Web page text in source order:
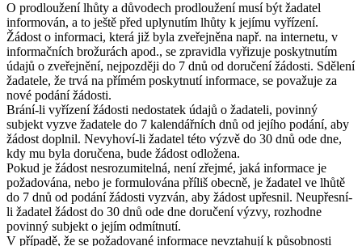
O prodloužení lhůty a důvodech prodloužení musí být žadatel
informován, a to ještě před uplynutím lhůty k jejímu vyřízení.
Žádost o informaci, která již byla zveřejněna např. na internetu, v
informačních brožurách apod., se zpravidla vyřizuje poskytnutím
údajů o zveřejnění, nejpozději do 7 dnů od doručení žádosti. Sdělení
žadatele, že trvá na přímém poskytnutí informace, se považuje za
nové podání žádosti.
Brání-li vyřízení žádosti nedostatek údajů o žadateli, povinný
subjekt vyzve žadatele do 7 kalendářních dnů od jejího podání, aby
žádost doplnil. Nevyhoví-li žadatel této výzvě do 30 dnů ode dne,
kdy mu byla doručena, bude žádost odložena.
Pokud je žádost nesrozumitelná, není zřejmé, jaká informace je
požadována, nebo je formulována příliš obecně, je žadatel ve lhůtě
do 7 dnů od podání žádosti vyzván, aby žádost upřesnil. Neupřesní-
li žadatel žádost do 30 dnů ode dne doručení výzvy, rozhodne
povinný subjekt o jejím odmítnutí.
V případě, že se požadované informace nevztahují k působnosti